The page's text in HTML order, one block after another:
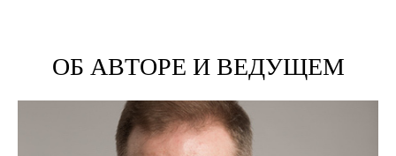
ОБ АВТОРЕ И ВЕДУЩЕМ